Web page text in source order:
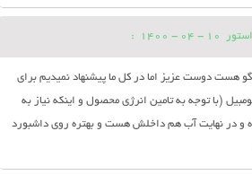
10 - 04 - 1400
:
هست دوست عزیز اما در کل ما پیشنهاد نمیدیم برای
(با توجه به تامین انرژی محصول و اینکه نیاز به
و در نهایت آب هم داخلش هست و بهتره روی داشبورد